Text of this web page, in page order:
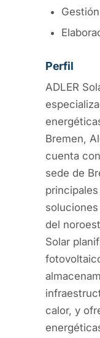
Perfil
ADLER
Bremen,
cuenta
sede de
del
Solar
calor, y